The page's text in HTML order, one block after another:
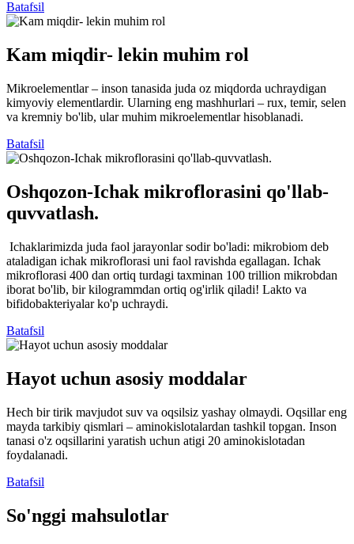
Batafsil
Kam miqdir- lekin muhim rol
Mikroelementlar – inson tanasida juda oz miqdorda uchraydigan
kimyoviy elementlardir. Ularning eng mashhurlari – rux, temir, selen
va kremniy bo'lib, ular muhim mikroelementlar hisoblanadi.
Batafsil
Oshqozon-Ichak mikroflorasini qo'llab-
quvvatlash.
Ichaklarimizda juda faol jarayonlar sodir bo'ladi: mikrobiom deb
ataladigan ichak mikroflorasi uni faol ravishda egallagan. Ichak
mikroflorasi 400 dan ortiq turdagi taxminan 100 trillion mikrobdan
iborat bo'lib, bir kilogrammdan ortiq og'irlik qiladi! Lakto va
bifidobakteriyalar ko'p uchraydi.
Batafsil
Hayot uchun asosiy moddalar
Hech bir tirik mavjudot suv va oqsilsiz yashay olmaydi. Oqsillar eng
mayda tarkibiy qismlari – aminokislotalardan tashkil topgan. Inson
tanasi o'z oqsillarini yaratish uchun atigi 20 aminokislotadan
foydalanadi.
Batafsil
So'nggi mahsulotlar